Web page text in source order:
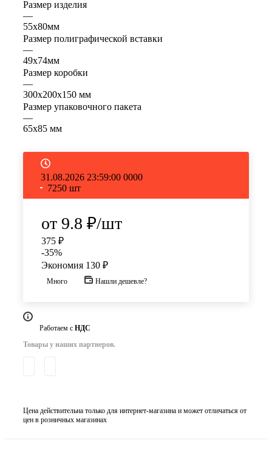
Размер изделия
—
55x80мм
Размер полиграфической вставки
—
49x74мм
Размер коробки
—
300х200х150 мм
Размер упаковочного пакета
—
65х85 мм
31.08.2026 23:59:00 0000
7250 шт
от 9.8 ₽/шт
375 ₽
-35%
Экономия 130 ₽
Много Нашли дешевле?
Работаем с НДС
Товары у наших партнеров.
Цена действительна только для интернет-магазина и может отличаться от
цен в розничных магазинах